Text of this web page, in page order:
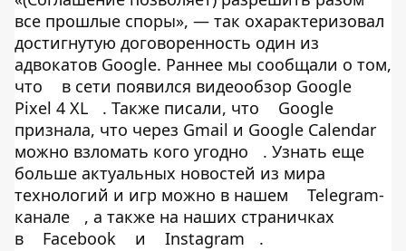
все прошлые споры», — так охарактеризовал
достигнутую договоренность один из
адвокатов Google. Раннее мы сообщали о том,
что
в сети появился видеообзор Google
Pixel 4 XL
. Также писали, что
Google
признала, что через Gmail и Google Calendar
можно взломать кого угодно
. Узнать еще
больше актуальных новостей из мира
технологий и игр можно в нашем
Telegram-
канале
, а также на наших страничках
в
Facebook и Instagram .